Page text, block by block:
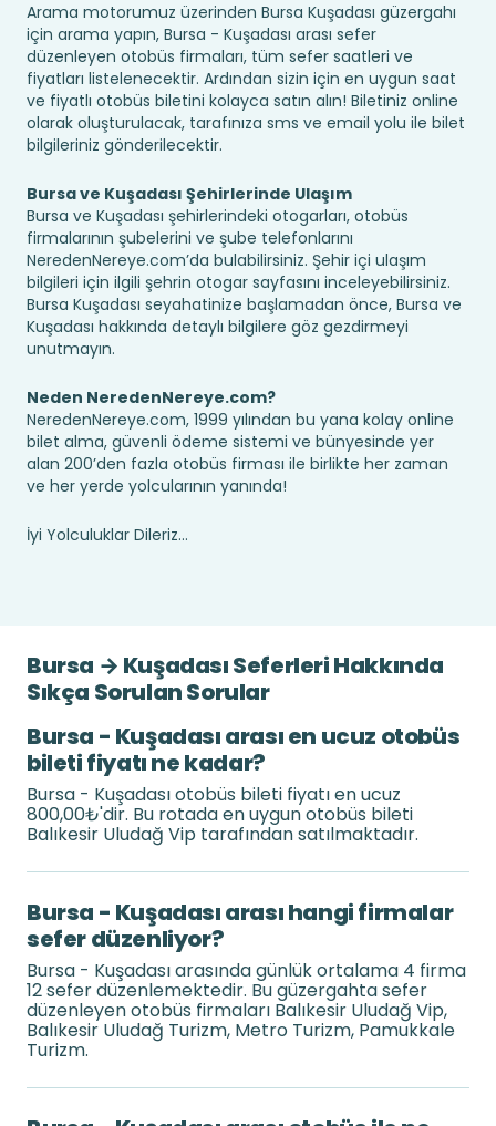
Arama motorumuz üzerinden Bursa Kuşadası güzergahı
için arama yapın, Bursa - Kuşadası arası sefer
düzenleyen otobüs firmaları, tüm sefer saatleri ve
fiyatları listelenecektir. Ardından sizin için en uygun saat
ve fiyatlı otobüs biletini kolayca satın alın! Biletiniz online
olarak oluşturulacak, tarafınıza sms ve email yolu ile bilet
bilgileriniz gönderilecektir.
Bursa ve Kuşadası Şehirlerinde Ulaşım
Bursa ve Kuşadası şehirlerindeki otogarları, otobüs
firmalarının şubelerini ve şube telefonlarını
NeredenNereye.com’da bulabilirsiniz. Şehir içi ulaşım
bilgileri için ilgili şehrin otogar sayfasını inceleyebilirsiniz.
Bursa Kuşadası seyahatinize başlamadan önce, Bursa ve
Kuşadası hakkında detaylı bilgilere göz gezdirmeyi
unutmayın.
Neden NeredenNereye.com?
NeredenNereye.com, 1999 yılından bu yana kolay online
bilet alma, güvenli ödeme sistemi ve bünyesinde yer
alan 200’den fazla otobüs firması ile birlikte her zaman
ve her yerde yolcularının yanında!
İyi Yolculuklar Dileriz...
Bursa → Kuşadası Seferleri Hakkında
Sıkça Sorulan Sorular
Bursa - Kuşadası arası en ucuz otobüs
bileti fiyatı ne kadar?
Bursa - Kuşadası otobüs bileti fiyatı en ucuz
800,00₺'dir. Bu rotada en uygun otobüs bileti
Balıkesir Uludağ Vip tarafından satılmaktadır.
Bursa - Kuşadası arası hangi firmalar
sefer düzenliyor?
Bursa - Kuşadası arasında günlük ortalama 4 firma
12 sefer düzenlemektedir. Bu güzergahta sefer
düzenleyen otobüs firmaları Balıkesir Uludağ Vip,
Balıkesir Uludağ Turizm, Metro Turizm, Pamukkale
Turizm.